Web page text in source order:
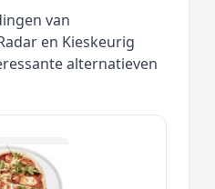
van
en Kieskeurig
alternatieven